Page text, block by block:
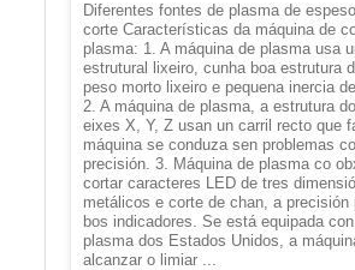
Diferentes fontes de plasma de
corte Características da máquina de
plasma: 1. A máquina de plasma usa
estrutural lixeiro, cunha boa estrutura
peso morto lixeiro e pequena inercia
2. A máquina de plasma, a estrutura
eixes X, Y, Z usan un carril recto que
máquina se conduza sen problemas
precisión. 3. Máquina de plasma co
cortar caracteres LED de tres
metálicos e corte de chan, a precisión
bos indicadores. Se está equipada
plasma dos Estados Unidos, a
alcanzar o limiar ...